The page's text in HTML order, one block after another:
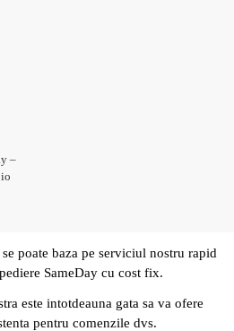
–
poate baza pe serviciul nostru rapid
SameDay cu cost fix.
este intotdeauna gata sa va ofere
pentru comenzile dvs.